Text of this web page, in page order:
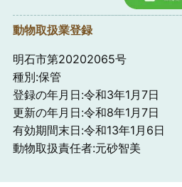
動物取扱業登録
明石市第20202065号
種別:保管
登録の年月日:令和3年1月7日
更新の年月日:令和8年1月7日
有効期間末日:令和13年1月6日
動物取扱責任者:元砂智美